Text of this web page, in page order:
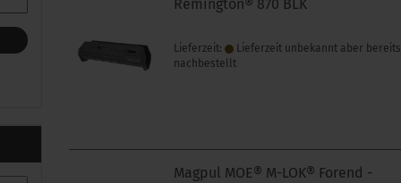
Remington® 870 BLK
Lieferzeit:
Lieferzeit unbekannt aber bereits
nachbestellt
Magpul MOE® M-LOK® Forend -